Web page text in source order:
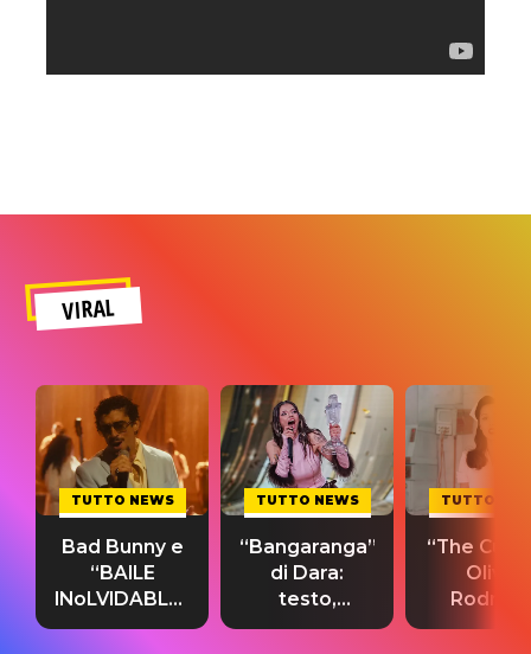
VIRAL
TUTTO NEWS
Bad Bunny e
“BAILE
INoLVIDABLE”:
testo,
TUTTO NEWS
“Bangaranga”
di Dara:
testo,
traduzione e
TUTTO
“The
Olivia
testo,